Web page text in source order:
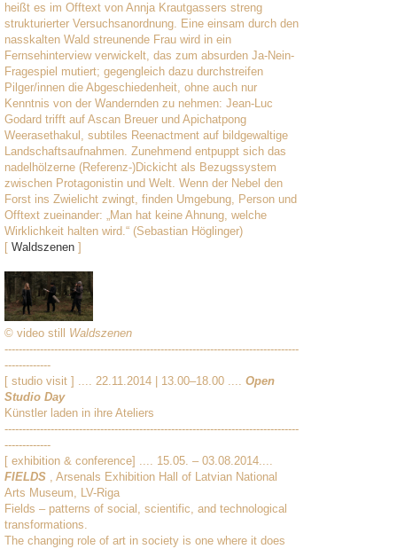
heißt es im Offtext von Annja Krautgassers streng
strukturierter Versuchsanordnung. Eine einsam durch den
nasskalten Wald streunende Frau wird in ein
Fernsehinterview verwickelt, das zum absurden Ja-Nein-
Fragespiel mutiert; gegengleich dazu durchstreifen
Pilger/innen die Abgeschiedenheit, ohne auch nur
Kenntnis von der Wandernden zu nehmen: Jean-Luc
Godard trifft auf Ascan Breuer und Apichatpong
Weerasethakul, subtiles Reenactment auf bildgewaltige
Landschaftsaufnahmen. Zunehmend entpuppt sich das
nadelhölzerne (Referenz-)Dickicht als Bezugssystem
zwischen Protagonistin und Welt. Wenn der Nebel den
Forst ins Zwielicht zwingt, finden Umgebung, Person und
Offtext zueinander: „Man hat keine Ahnung, welche
Wirklichkeit halten wird.“ (Sebastian Höglinger)
[ Waldszenen ]
© video still Waldszenen
-----------------------------------------------------------------------------------
-------------
[ studio visit ] .... 22.11.2014 | 13.00–18.00 .... Open
Studio Day
Künstler laden in ihre Ateliers
-----------------------------------------------------------------------------------
-------------
[ exhibition & conference] .... 15.05. – 03.08.2014....
FIELDS , Arsenals Exhibition Hall of Latvian National
Arts Museum, LV-Riga
Fields – patterns of social, scientific, and technological
transformations.
The changing role of art in society is one where it does